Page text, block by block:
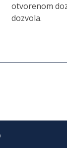
otvorenom
dozvola.